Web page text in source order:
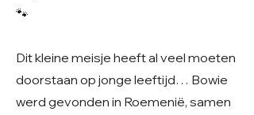
🐾
Dit kleine meisje heeft al veel moeten
doorstaan op jonge leeftijd… Bowie
werd gevonden in Roemenië, samen